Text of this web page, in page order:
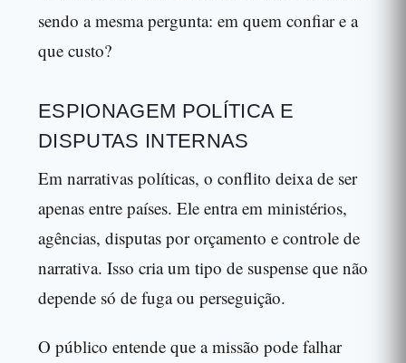
sendo a mesma pergunta: em quem confiar e a
que custo?
ESPIONAGEM POLÍTICA E
DISPUTAS INTERNAS
Em narrativas políticas, o conflito deixa de ser
apenas entre países. Ele entra em ministérios,
agências, disputas por orçamento e controle de
narrativa. Isso cria um tipo de suspense que não
depende só de fuga ou perseguição.
O público entende que a missão pode falhar